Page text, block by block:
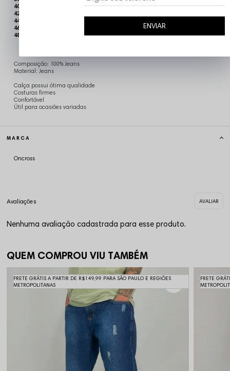
40 - Comprimento 112cm x Quadril 59cm x Cintura 44cm
42 - Comprimento 113cm x Quadril 60cm x Cintura 46cm
44 - Comprimento 114cm x Quadril 61cm x Cintura 48cm
46 - Comprimento 115cm x Quadril 62cm x Cintura 50cm
48 - Comprimento 116cm x Quadril 63cm x Cintura 52cm
Composição: 100% Jeans
Material: Jeans
Calça possui ótima qualidade
Costuras firmes
Confortável
Útil para ocasiões variadas
MARCA
Oncross
Nenhuma avaliação cadastrada para esse produto.
QUEM COMPROU VIU TAMBÉM
FRETE GRÁTIS A PARTIR DE R$149,99 PARA SÃO PAULO E REGIÕES
METROPOLITANAS
FRETE
ENVIAR